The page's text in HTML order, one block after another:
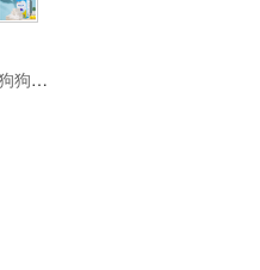
派锐 宠物尿垫L码M码S码XL码狗狗除臭尿片尿不湿吸水垫隔尿垫